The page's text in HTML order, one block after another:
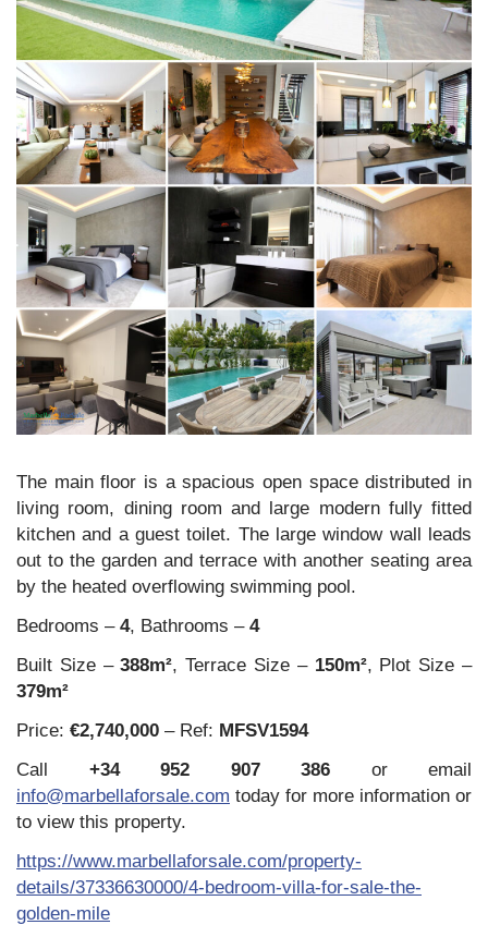
The main floor is a spacious open space distributed in
living room, dining room and large modern fully fitted
kitchen and a guest toilet. The large window wall leads
out to the garden and terrace with another seating area
by the heated overflowing swimming pool.
Bedrooms – 4, Bathrooms – 4
Built Size –388m², Terrace Size – 150m², Plot Size –
379m²
Price: €2,740,000 – Ref: MFSV1594
Call +34 952 907 386 or email
info@marbellaforsale.com today for more information or
to view this property.
https://www.marbellaforsale.com/property-
details/37336630000/4-bedroom-villa-for-sale-the-
golden-mile